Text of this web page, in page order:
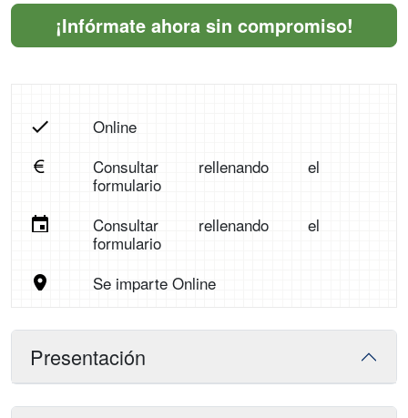
¡Infórmate ahora sin compromiso!
Online
Consultar rellenando el
formulario
Consultar rellenando el
formulario
Se imparte Online
Presentación